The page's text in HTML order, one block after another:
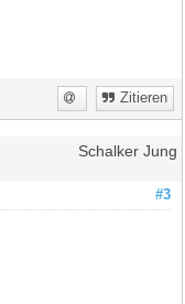
Zitieren
Schalker Jung
#3